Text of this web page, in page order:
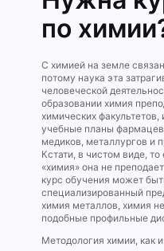
по
С химией на земле
потому наука эта
человеческой
образовании химия
химических факультетов,
учебные планы
медиков, металлургов и
Кстати, в чистом виде,
«химия» она не
курс обучения может
специализированный
химия металлов, химия
подобные профильные
Методология химии, как